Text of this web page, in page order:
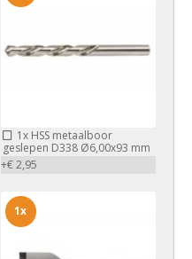
1xHSS metaalboor
geslepen D338 Ø6,00x93 mm
+€ 2,95
1x